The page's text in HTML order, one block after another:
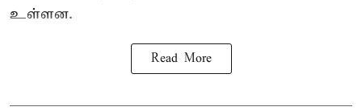
உள்ளன.
Read More